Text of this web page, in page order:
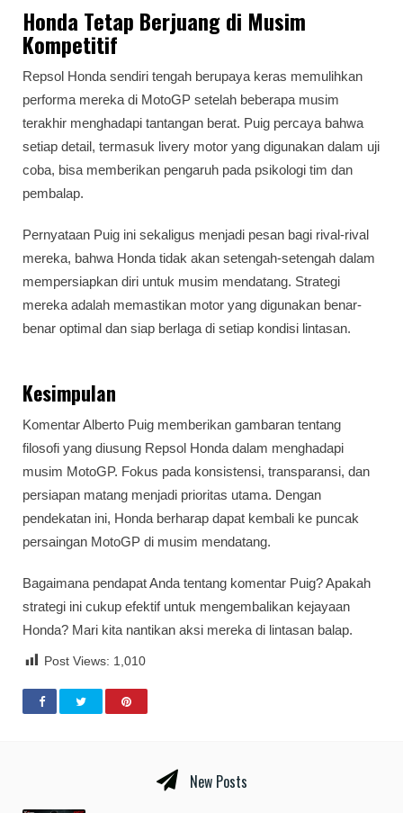
Honda Tetap Berjuang di Musim
Kompetitif
Repsol Honda sendiri tengah berupaya keras memulihkan
performa mereka di MotoGP setelah beberapa musim
terakhir menghadapi tantangan berat. Puig percaya bahwa
setiap detail, termasuk livery motor yang digunakan dalam uji
coba, bisa memberikan pengaruh pada psikologi tim dan
pembalap.
Pernyataan Puig ini sekaligus menjadi pesan bagi rival-rival
mereka, bahwa Honda tidak akan setengah-setengah dalam
mempersiapkan diri untuk musim mendatang. Strategi
mereka adalah memastikan motor yang digunakan benar-
benar optimal dan siap berlaga di setiap kondisi lintasan.
Kesimpulan
Komentar Alberto Puig memberikan gambaran tentang
filosofi yang diusung Repsol Honda dalam menghadapi
musim MotoGP. Fokus pada konsistensi, transparansi, dan
persiapan matang menjadi prioritas utama. Dengan
pendekatan ini, Honda berharap dapat kembali ke puncak
persaingan MotoGP di musim mendatang.
Bagaimana pendapat Anda tentang komentar Puig? Apakah
strategi ini cukup efektif untuk mengembalikan kejayaan
Honda? Mari kita nantikan aksi mereka di lintasan balap.
Post Views: 1,010
New Posts